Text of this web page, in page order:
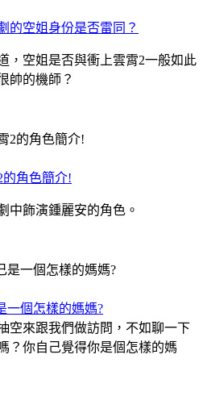
的空姐身份是否雷同？
，空姐是否與衝上雲霄2一般如此
帥的機師？
角色簡介!
中飾演鍾麗安的角色。
一個怎樣的媽媽?
空來跟我們做訪問，不如聊一下
？ 你自己覺得你是個怎樣的媽